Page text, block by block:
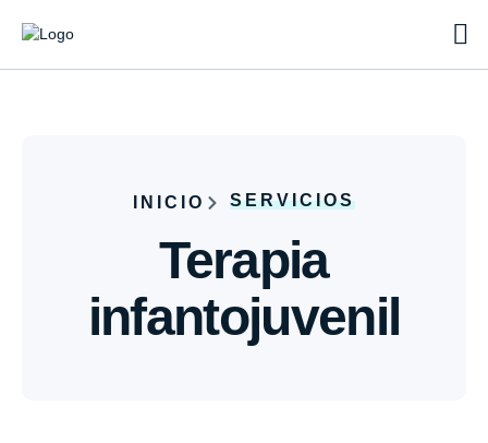
INICIO SERVICIOS
Terapia
infantojuvenil